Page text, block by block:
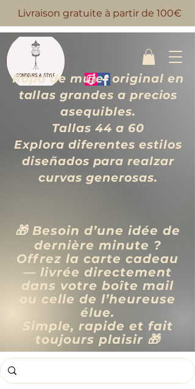
Livraison gratuite à partir de 100€
Ropa de mujer original en
tallas grandes a precios
asequibles.
Tallas 44 a 60
Explora diferentes estilos
diseñados para realzar
curvas generosas.
🎁 Besoin d’une idée de
dernière minute ?
Offrez la carte cadeau
— livrée directement
dans votre boîte mail
ou celle de l’heureuse
élue.
Simple, rapide et fait
toujours plaisir 🎁